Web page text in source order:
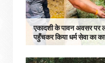
एकादशी के पावन अवसर पर
पहुँचकर किया धर्म सेवा का